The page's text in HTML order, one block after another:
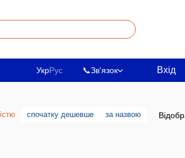
УкрРус 📞Зв'язок Вхід
спочатку дешевше за назвою